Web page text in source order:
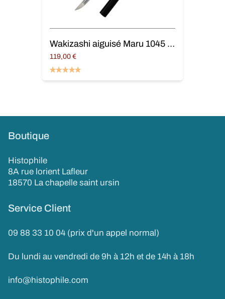
Wakizashi aiguisé Maru 1045 « L'ange noir »
119,00 €
Ajouter au panier
Boutique
Histophile
8A rue lorient Lafleur
18570 La chapelle saint ursin
Service Client
09 88 33 10 04 (prix d'un appel normal)
Du lundi au vendredi de 9h à 12h et de 14h à 18h
info@histophile.com